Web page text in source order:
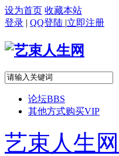
设为首页 收藏本站
登录 | QQ登陆 |立即注册
论坛BBS
其他方式购买VIP
艺束人生网